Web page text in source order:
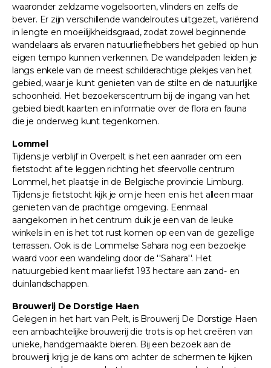
waaronder zeldzame vogelsoorten, vlinders en zelfs de
bever. Er zijn verschillende wandelroutes uitgezet, variërend
in lengte en moeilijkheidsgraad, zodat zowel beginnende
wandelaars als ervaren natuurliefhebbers het gebied op hun
eigen tempo kunnen verkennen. De wandelpaden leiden je
langs enkele van de meest schilderachtige plekjes van het
gebied, waar je kunt genieten van de stilte en de natuurlijke
schoonheid. Het bezoekerscentrum bij de ingang van het
gebied biedt kaarten en informatie over de flora en fauna
die je onderweg kunt tegenkomen.
Lommel
Tijdens je verblijf in Overpelt is het een aanrader om een
fietstocht af te leggen richting het sfeervolle centrum
Lommel, het plaatsje in de Belgische provincie Limburg.
Tijdens je fietstocht kijk je om je heen en is het alleen maar
genieten van de prachtige omgeving. Eenmaal
aangekomen in het centrum duik je een van de leuke
winkels in en is het tot rust komen op een van de gezellige
terrassen. Ook is de Lommelse Sahara nog een bezoekje
waard voor een wandeling door de ''Sahara''. Het
natuurgebied kent maar liefst 193 hectare aan zand- en
duinlandschappen.
Brouwerij De Dorstige Haen
Gelegen in het hart van Pelt, is Brouwerij De Dorstige Haen
een ambachtelijke brouwerij die trots is op het creëren van
unieke, handgemaakte bieren. Bij een bezoek aan de
brouwerij krijg je de kans om achter de schermen te kijken